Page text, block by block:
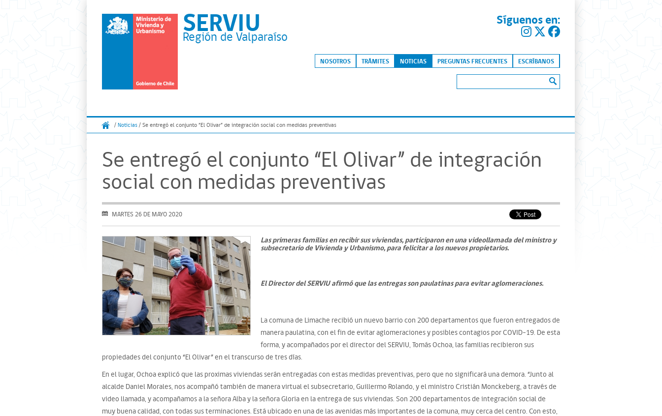
SERVIU
Región de Valparaíso
Síguenos en:
Skip to content
NOSOTROS TRÁMITES NOTICIAS PREGUNTAS FRECUENTES ESCRÍBANOS
/ Noticias / Se entregó el conjunto “El Olivar” de integración social con medidas preventivas
Se entregó el conjunto “El Olivar” de integración
social con medidas preventivas
MARTES 26 DE MAYO 2020
Las primeras familias en recibir sus viviendas, participaron en una videollamada del ministro y
subsecretario de Vivienda y Urbanismo, para felicitar a los nuevos propietarios.
El Director del SERVIU afirmó que las entregas son paulatinas para evitar aglomeraciones.
La comuna de Limache recibió un nuevo barrio con 200 departamentos que fueron entregados de
manera paulatina, con el fin de evitar aglomeraciones y posibles contagios por COVID-19. De esta
forma, y acompañados por el director del SERVIU, Tomás Ochoa, las familias recibieron sus
propiedades del conjunto “El Olivar” en el transcurso de tres días.
En el lugar, Ochoa explicó que las proximas viviendas serán entregadas con estas medidas preventivas, pero que no significará una demora. “Junto al
alcalde Daniel Morales, nos acompañó también de manera virtual el subsecretario, Guillermo Rolando, y el ministro Cristián Monckeberg, a través de
video llamada, y acompañamos a la señora Alba y la señora Gloria en la entrega de sus viviendas. Son 200 departamentos de integración social de
muy buena calidad, con todas sus terminaciones. Está ubicado en una de las avenidas más importantes de la comuna, muy cerca del centro. Con esto,